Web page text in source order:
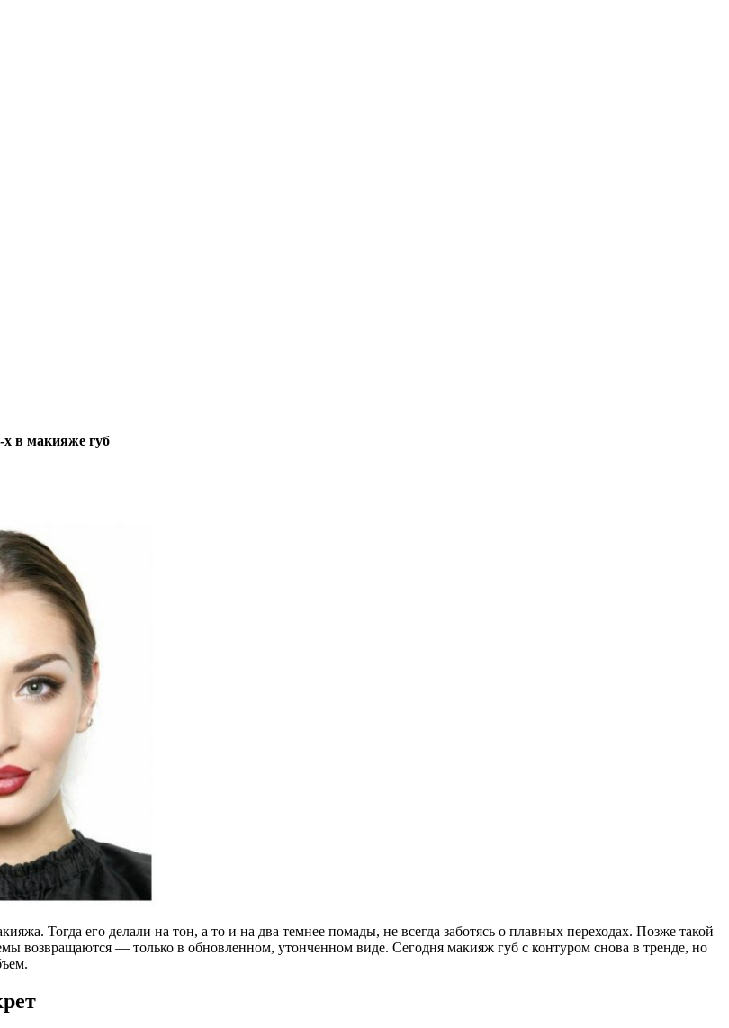
в макияже губ
Тогда его делали на тон, а то и на два темнее помады, не всегда заботясь о плавных переходах. Позже такой
возвращаются — только в обновленном, утонченном виде. Сегодня макияж губ с контуром снова в тренде, но